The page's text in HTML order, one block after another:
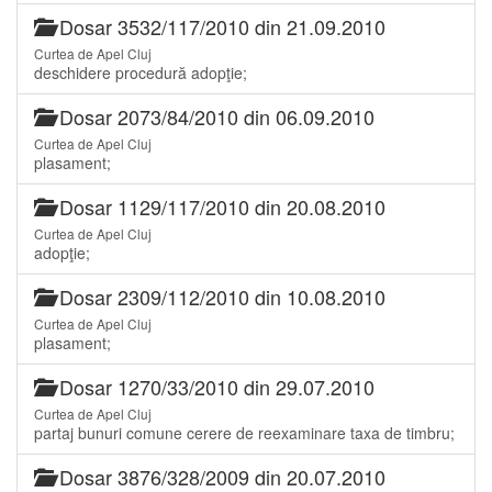
Dosar 3532/117/2010 din 21.09.2010
Curtea de Apel Cluj
deschidere procedură adopţie;
Dosar 2073/84/2010 din 06.09.2010
Curtea de Apel Cluj
plasament;
Dosar 1129/117/2010 din 20.08.2010
Curtea de Apel Cluj
adopţie;
Dosar 2309/112/2010 din 10.08.2010
Curtea de Apel Cluj
plasament;
Dosar 1270/33/2010 din 29.07.2010
Curtea de Apel Cluj
partaj bunuri comune cerere de reexaminare taxa de timbru;
Dosar 3876/328/2009 din 20.07.2010